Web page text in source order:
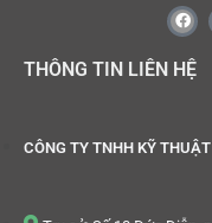
THÔNG TIN LIÊN HỆ
CÔNG TY TNHH KỸ